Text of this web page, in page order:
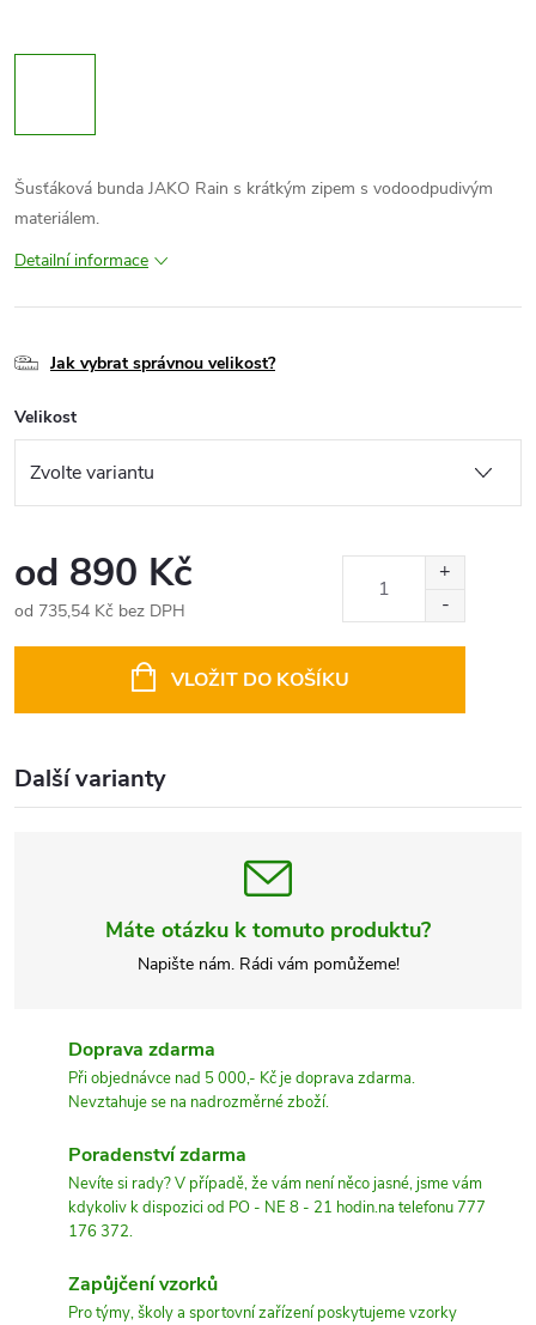
Šusťáková bunda JAKO Rain s krátkým zipem s vodoodpudivým
materiálem.
Detailní informace
Jak vybrat správnou velikost?
Velikost
od 890 Kč
od 735,54 Kč bez DPH
VLOŽIT DO KOŠÍKU
Další varianty
Máte otázku k tomuto produktu?
Napište nám. Rádi vám pomůžeme!
Doprava zdarma
Při objednávce nad 5 000,- Kč je doprava zdarma.
Nevztahuje se na nadrozměrné zboží.
Poradenství zdarma
Nevíte si rady? V případě, že vám není něco jasné, jsme vám
kdykoliv k dispozici od PO - NE 8 - 21 hodin.na telefonu 777
176 372.
Zapůjčení vzorků
Pro týmy, školy a sportovní zařízení poskytujeme vzorky